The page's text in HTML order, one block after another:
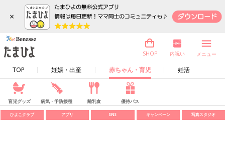
×
TOP 妊娠・出産 赤ちゃん・育児 妊活
SHOP 内祝い メニュー
育児グッズ 病気・予防接種 離乳食 優待パス
ひよこクラブ アプリ SNS キャンペーン 写真スタジオ